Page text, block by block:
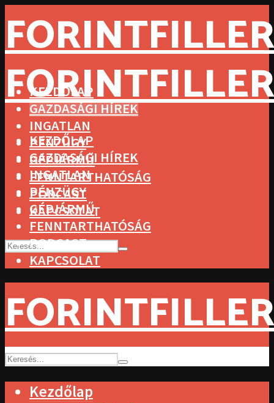
KEZDŐLAP
GAZDASÁGI HÍREK
INGATLAN
PÉNZÜGY
GÉPJÁRMŰ
FENNTARTHATÓSÁG
PODCAST
KAPCSOLAT
KEZDŐLAP
GAZDASÁGI HÍREK
INGATLAN
PÉNZÜGY
GÉPJÁRMŰ
FENNTARTHATÓSÁG
PODCAST
KAPCSOLAT
Kezdőlap